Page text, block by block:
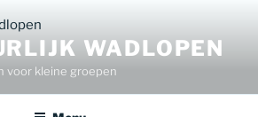
WADLOPEN
voor kleine groepen